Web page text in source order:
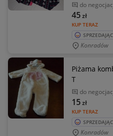
do
KUP TERAZ
45zł
Konradów
Piżama
T
do
KUP TERAZ
15zł
Konradów